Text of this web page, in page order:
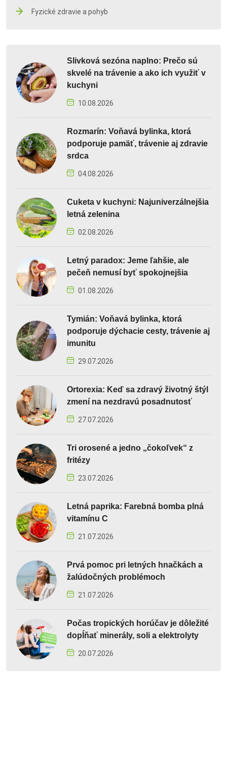
Fyzické zdravie a pohyb
Slivková sezóna naplno: Prečo sú
skvelé na trávenie a ako ich využiť v
kuchyni
10.08.2026
Rozmarín: Voňavá bylinka, ktorá
podporuje pamäť, trávenie aj zdravie
srdca
04.08.2026
Cuketa v kuchyni: Najuniverzálnejšia
letná zelenina
02.08.2026
Letný paradox: Jeme ľahšie, ale
pečeň nemusí byť spokojnejšia
01.08.2026
Tymián: Voňavá bylinka, ktorá
podporuje dýchacie cesty, trávenie aj
imunitu
29.07.2026
Ortorexia: Keď sa zdravý životný štýl
zmení na nezdravú posadnutosť
27.07.2026
Tri orosené a jedno „čokoľvek“ z
fritézy
23.07.2026
Letná paprika: Farebná bomba plná
vitamínu C
21.07.2026
Prvá pomoc pri letných hnačkách a
žalúdočných problémoch
21.07.2026
Počas tropických horúčav je dôležité
dopĺňať minerály, soli a elektrolyty
20.07.2026